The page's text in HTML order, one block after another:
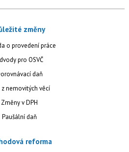
změny
o provedení práce
pro OSVČ
daň
z nemovitých věcí
Změny v DPH
Paušální daň
reforma